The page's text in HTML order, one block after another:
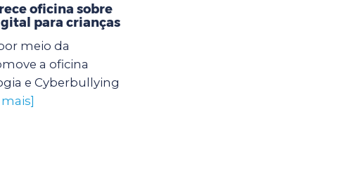
oficina sobre
para crianças
meio da
a oficina
e Cyberbullying